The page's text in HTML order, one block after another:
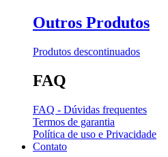
Outros Produtos
Produtos descontinuados
FAQ
FAQ - Dúvidas frequentes
Termos de garantia
Política de uso e Privacidade
Contato